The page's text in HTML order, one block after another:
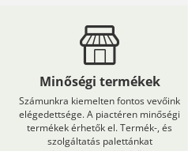
Minőségi termékek
Számunkra kiemelten fontos vevőink
elégedettsége. A piactéren minőségi
termékek érhetők el. Termék-, és
szolgáltatás palettánkat